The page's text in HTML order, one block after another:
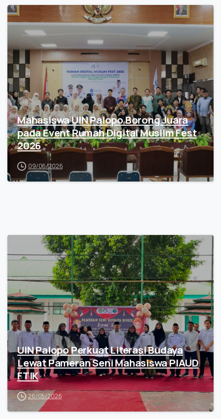
Mahasiswa UIN Palopo Borong Juara
pada Event Rumah Digital Muslim Fest
2026
09/06/2026
UIN Palopo Perkuat Literasi Budaya
Lewat Pameran Seni Mahasiswa PIAUD
FTIK
26/05/2026